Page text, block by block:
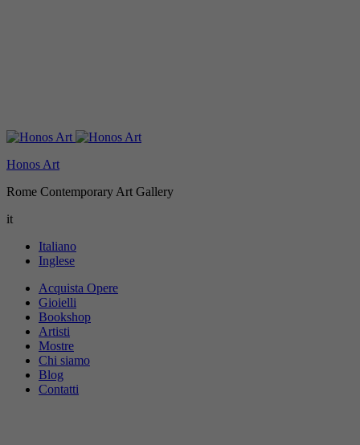
Honos Art
Rome Contemporary Art Gallery
it
Italiano
Inglese
Acquista Opere
Gioielli
Bookshop
Artisti
Mostre
Chi siamo
Blog
Contatti